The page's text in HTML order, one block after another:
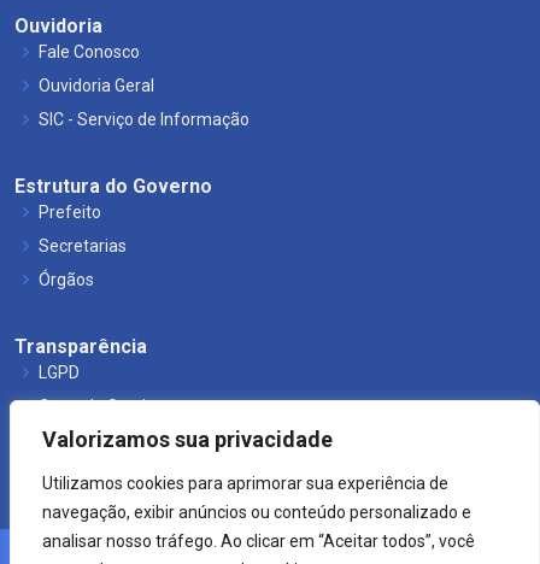
Valorizamos sua privacidade
Utilizamos cookies para aprimorar sua experiência de
navegação, exibir anúncios ou conteúdo personalizado e
analisar nosso tráfego. Ao clicar em “Aceitar todos”, você
Ouvidoria
Fale Conosco
Ouvidoria Geral
SIC - Serviço de Informação
Estrutura do Governo
Prefeito
Secretarias
Órgãos
Transparência
LGPD
Carta de Serviços
Leis Municipais